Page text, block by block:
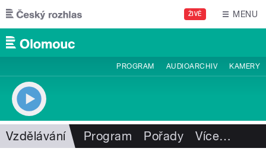
Přejít k hlavnímu obsahu
ŽIVĚ MENU
PROGRAM AUDIOARCHIV KAMERY
Vzdělávání Program Pořady Více…